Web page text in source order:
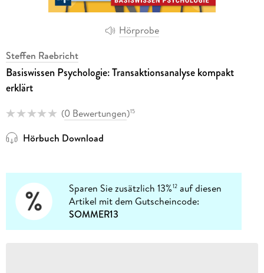
Hörprobe
Steffen Raebricht
Basiswissen Psychologie: Transaktionsanalyse kompakt
erklärt
(0 Bewertungen)15
Hörbuch Download
Sparen Sie zusätzlich 13%12 auf diesen
Artikel mit dem Gutscheincode:
SOMMER13